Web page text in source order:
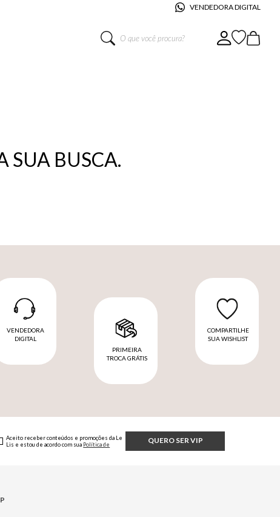
VENDEDORA DIGITAL
O que você procura?
SUA BUSCA.
VENDEDORA
DIGITAL
PRIMEIRA
TROCA GRÁTIS
COMPARTILHE
SUA WISHLIST
QUERO SER VIP
Aceito receber conteúdos e promoções da Le
Lis e estou de acordo com sua Política de